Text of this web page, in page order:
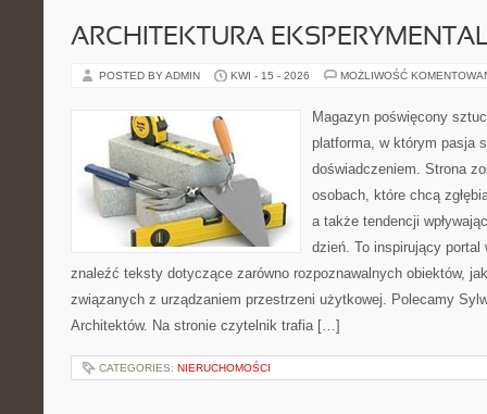
ARCHITEKTURA
POSTED BY ADMIN KWI - 15 - 2026 MOŻLIWOŚĆ
Magazyn poświęcony
platforma, w którym pasja
doświadczeniem. Strona
osobach, które chcą
a także tendencji
dzień. To inspirujący
znaleźć teksty dotyczące zarówno rozpoznawalnych obiektów,
związanych z urządzaniem przestrzeni użytkowej. Polecamy
Architektów. Na stronie czytelnik trafia […]
CATEGORIES: NIERUCHOMOŚCI